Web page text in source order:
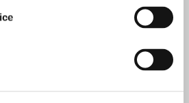
new mate, and Kari’s just
and the pack when
threatens their newfound
York Times and USA Today
over fifty novels and novellas